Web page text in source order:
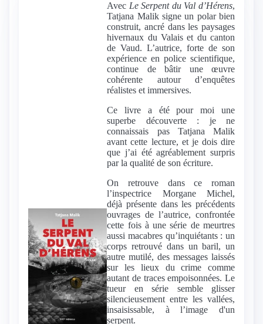
Avec Le Serpent du Val d’Hérens,
Tatjana Malik signe un polar bien
construit, ancré dans les paysages
hivernaux du Valais et du canton
de Vaud. L’autrice, forte de son
expérience en police scientifique,
continue de bâtir une œuvre
cohérente autour d’enquêtes
réalistes et immersives.
Ce livre a été pour moi une
superbe découverte : je ne
connaissais pas Tatjana Malik
avant cette lecture, et je dois dire
que j’ai été agréablement surpris
par la qualité de son écriture.
On retrouve dans ce roman
l’inspectrice Morgane Michel,
déjà présente dans les précédents
ouvrages de l’autrice, confrontée
cette fois à une série de meurtres
aussi macabres qu’inquiétants : un
corps retrouvé dans un baril, un
autre mutilé, des messages laissés
sur les lieux du crime comme
autant de traces empoisonnées. Le
tueur en série semble glisser
silencieusement entre les vallées,
insaisissable, à l’image d'un
serpent.